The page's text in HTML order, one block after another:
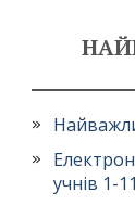
учнів 1-